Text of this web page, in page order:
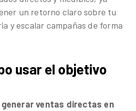
un retorno claro sobre tu
y escalar campañas de forma
usar el objetivo
generar ventas directas en